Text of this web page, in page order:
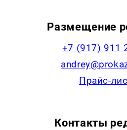
Размещение
+7 (917) 911
Прайс-
Контакты